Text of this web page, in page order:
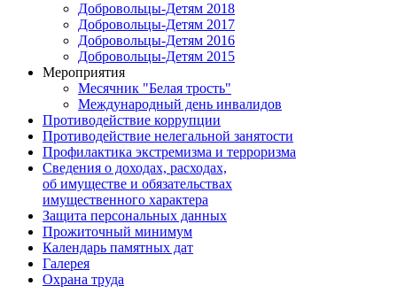
Добровольцы-Детям 2018
Добровольцы-Детям 2017
Добровольцы-Детям 2016
Добровольцы-Детям 2015
Мероприятия
Месячник "Белая трость"
Международный день инвалидов
Противодействие коррупции
Противодействие нелегальной занятости
Профилактика экстремизма и терроризма
Сведения о доходах, расходах,
об имуществе и обязательствах
имущественного характера
Защита персональных данных
Прожиточный минимум
Календарь памятных дат
Галерея
Охрана труда